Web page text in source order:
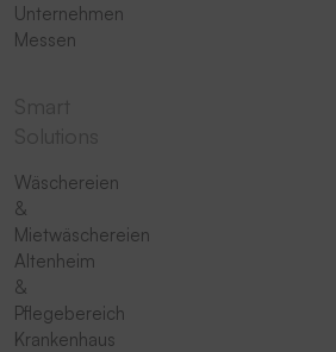
Unternehmen
Messen
Wäschereien
&
Mietwäschereien
Altenheim
&
Pflegebereich
Krankenhaus